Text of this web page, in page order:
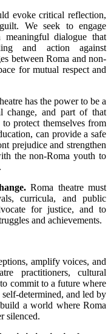
evoke critical reflection,
We seek to engage
meaningful dialogue that
and action against
between Roma and non-
for mutual respect and
has the power to be a
change, and part of that
protect themselves from
can provide a safe
prejudice and strengthen
the non-Roma youth to
Roma theatre must
curricula, and public
for justice, and to
and achievements.
amplify voices, and
practitioners, cultural
commit to a future where
determined, and led by
a world where Roma
silenced.